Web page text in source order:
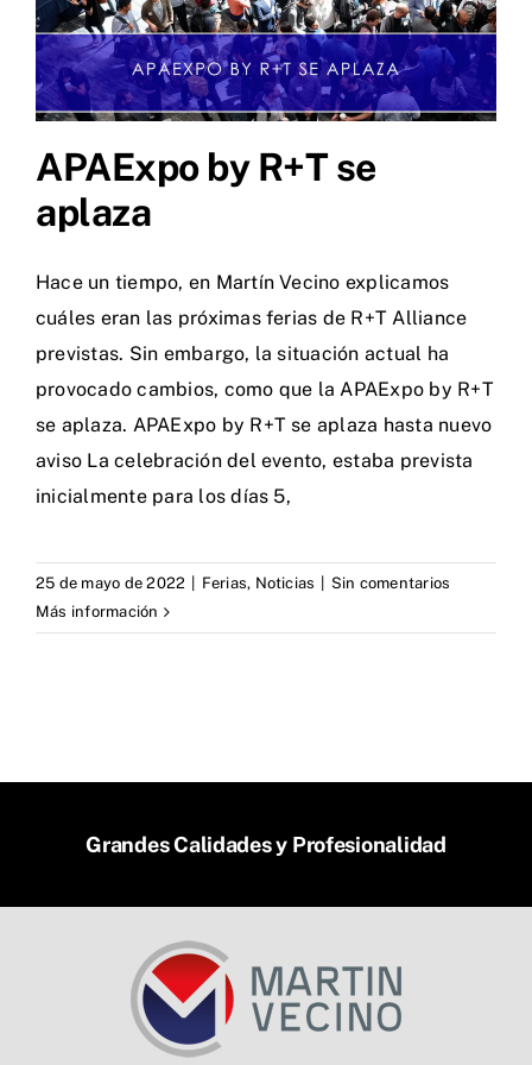
APAExpo by R+T se
aplaza
Hace un tiempo, en Martín Vecino explicamos
cuáles eran las próximas ferias de R+T Alliance
previstas. Sin embargo, la situación actual ha
provocado cambios, como que la APAExpo by R+T
se aplaza. APAExpo by R+T se aplaza hasta nuevo
aviso La celebración del evento, estaba prevista
inicialmente para los días 5,
25 de mayo de 2022 Ferias, Noticias
Sin comentarios
Más información
Grandes Calidades y Profesionalidad